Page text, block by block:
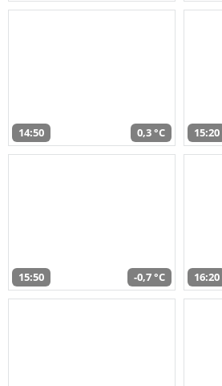
14:50 0,3 °C 15:20
15:50 -0,7 °C 16:20